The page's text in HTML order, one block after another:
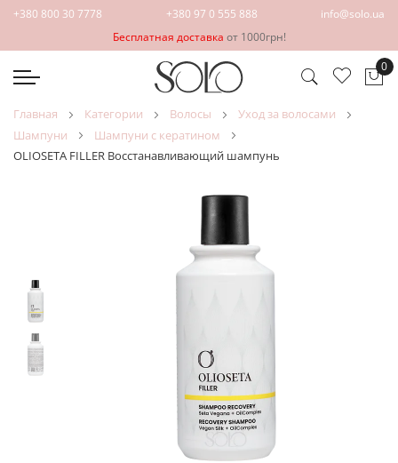
+380 800 30 7778 +380 97 0 555 888
info@solo.ua
Бесплатная доставка от 1000грн!
0
главная категории волосы
уход за волосами
шампуни
шампуни с кератином
OLIOSETA FILLER Восстанавливающий шампунь